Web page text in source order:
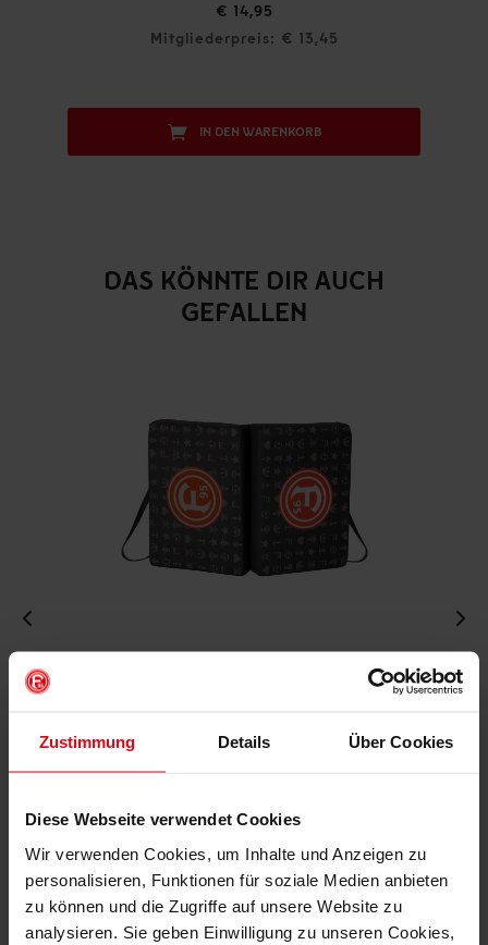
Zustimmung Details Über Cookies
Diese Webseite verwendet Cookies
Wir verwenden Cookies, um Inhalte und Anzeigen zu
personalisieren, Funktionen für soziale Medien anbieten
zu können und die Zugriffe auf unsere Website zu
analysieren. Sie geben Einwilligung zu unseren Cookies,
€ 14,95
Mitgliederpreis: € 13,45
IN DEN WARENKORB
DAS KÖNNTE DIR AUCH
GEFALLEN
Mitgliederpreis: € 8,96
IN DEN WARENKORB